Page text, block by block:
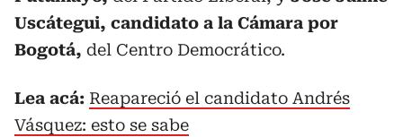
Uscátegui, candidato a la Cámara por
Bogotá, del Centro Democrático.
Lea acá: Reapareció el candidato Andrés
Vásquez: esto se sabe